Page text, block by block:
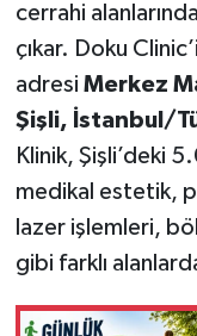
cerrahi
çıkar. Doku
adresi Merkez
Şişli, İstanbul/
Klinik, Şişli’deki
medikal estetik,
lazer işlemleri,
gibi farklı